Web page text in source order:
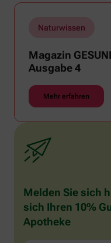
Naturwissen
Magazin
Ausgabe 4
Mehr erfahren
Melden Sie sich
sich Ihren 10%
Apotheke